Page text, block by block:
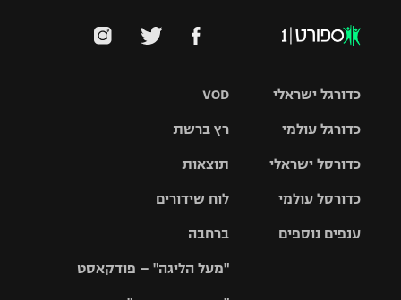
VOD
רץ ברשת
תוצאות
לוח שידורים
ברחבה
"מעל הליגה" – פודקאסט
כדורגל ישראלי
גביע הטוטו
כדורגל עולמי
האלופות
ליגה
כדורסל ישראלי
סל
כדורסל עולמי
ענפים נוספים